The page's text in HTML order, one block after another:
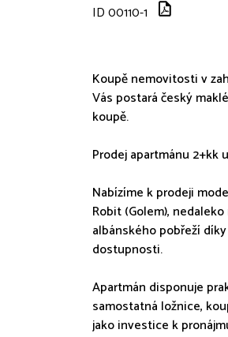
ID 00110-1
Koupě nemovitosti v
Vás postará český
koupě.
Prodej apartmánu 2+kk
Nabízíme k prodeji
Robit (Golem),
albánského pobřeží
dostupnosti.
Apartmán disponuje
samostatná ložnice,
jako investice k